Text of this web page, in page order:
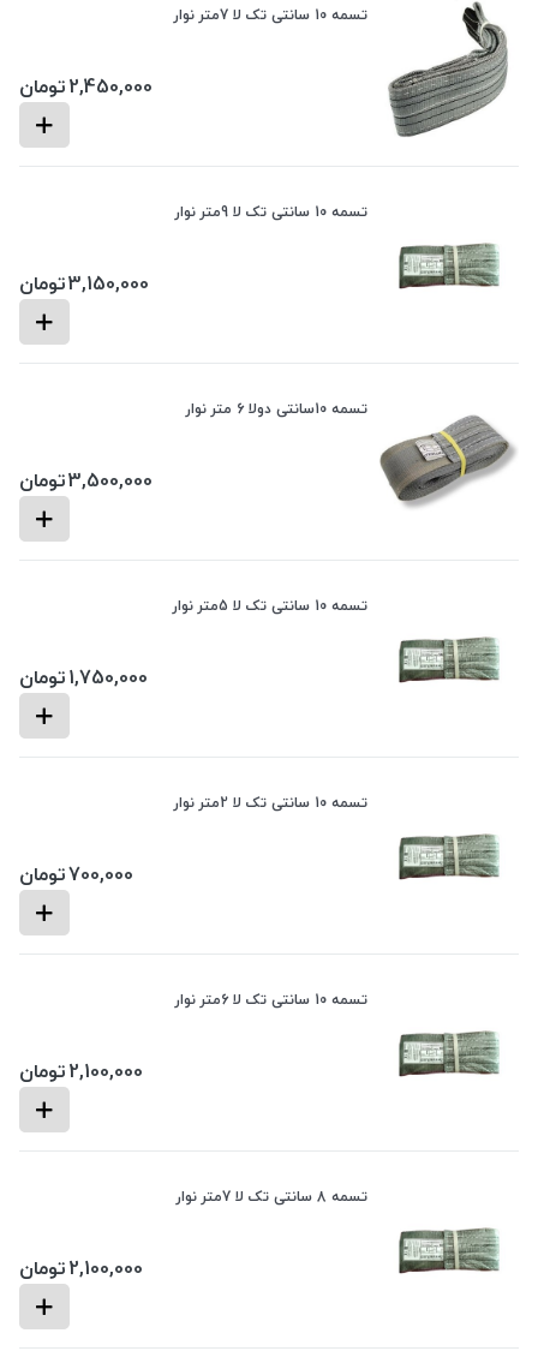
تسمه 10 سانتی تک لا 7متر نوار
2,450,000تومان
تسمه 10 سانتی تک لا 9متر نوار
3,150,000تومان
تسمه 10سانتی دولا 6 متر نوار
3,500,000تومان
تسمه 10 سانتی تک لا 5متر نوار
1,750,000تومان
تسمه 10 سانتی تک لا 2متر نوار
700,000تومان
تسمه 10 سانتی تک لا 6متر نوار
2,100,000تومان
تسمه 8 سانتی تک لا 7متر نوار
2,100,000تومان